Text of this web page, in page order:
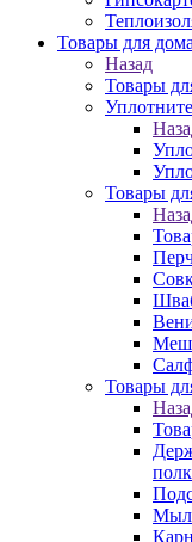
Товары для дома
Назад
Товары
Товары
Товары